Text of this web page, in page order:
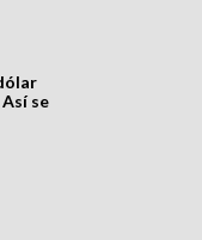
se